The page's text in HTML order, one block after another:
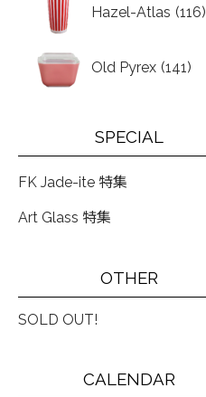
Hazel-Atlas (116)
Old Pyrex (141)
SPECIAL
FK Jade-ite 特集
Art Glass 特集
OTHER
SOLD OUT!
CALENDAR